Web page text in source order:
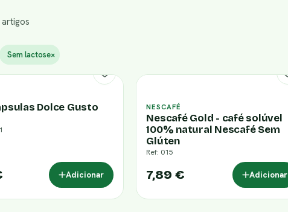
artigos
Sem lactose×
Dolce Gusto
Adicionar
NESCAFÉ
Nescafé Gold - café solúvel
100% natural Nescafé Sem
Glúten
Ref: 015
7,89 € Adicionar